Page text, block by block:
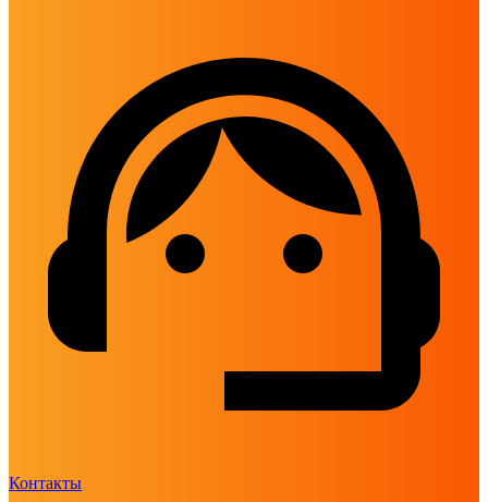
Контакты